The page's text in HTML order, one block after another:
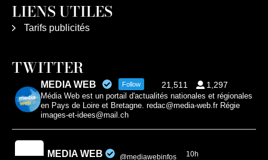
LIENS UTILES
Tarifs publicités
TWITTER
MEDIA WEB Follow 21,511 1,297
Média Web est un portail d'actualités nationales et régionales
en Pays de Loire et Bretagne. redac@media-web.fr Régie
images-et-idees@mail.ch
MEDIA WEB @mediawebinfos 10h